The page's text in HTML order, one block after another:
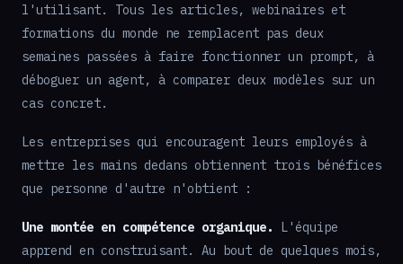
l'utilisant. Tous les articles, webinaires et
formations du monde ne remplacent pas deux
semaines passées à faire fonctionner un prompt, à
déboguer un agent, à comparer deux modèles sur un
cas concret.
Les entreprises qui encouragent leurs employés à
mettre les mains dedans obtiennent trois bénéfices
que personne d'autre n'obtient :
Une montée en compétence organique.
L'équipe
apprend en construisant. Au bout de quelques mois,